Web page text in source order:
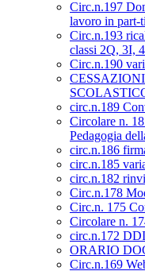
Circ.n.197
lavoro in part-
Circ.n.193
classi 2Q, 3I,
Circ.n.190
circ.n.189
Circolare n.
Pedagogia
circ.n.186
circ.n.185
circ.n.182
Circ.n.178
Circ.n. 175
Circolare n.
circ.n.172
ORARIO
Circ.n.169